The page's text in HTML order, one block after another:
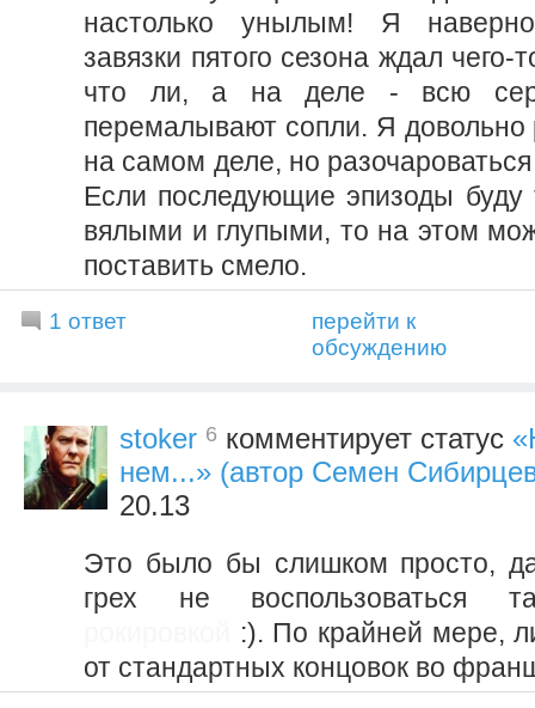
настолько унылым! Я
завязки пятого сезона ждал чего-
что ли, а на деле - всю
перемалывают сопли. Я довольно
на самом деле, но разочароваться
Если последующие эпизоды буду
вялыми и глупыми, то на этом
поставить смело.
1 ответ
перейти к
обсуждению
stoker 6 комментирует статус
нем...» (автор Семен
20.13
Это было бы слишком просто,
грех не воспользоваться
:). По крайней мере,
от стандартных концовок во